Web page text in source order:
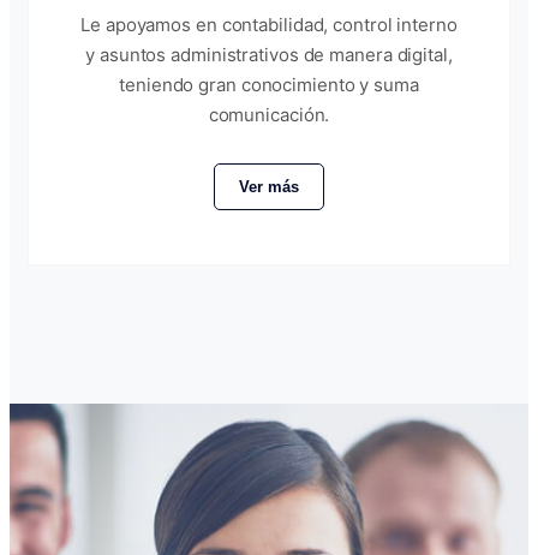
Le apoyamos en contabilidad, control interno
y asuntos administrativos de manera digital,
teniendo gran conocimiento y suma
comunicación.
Ver más